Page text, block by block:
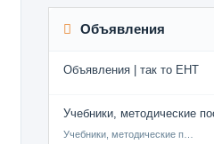
Объявления
Объявления | так то ЕНТ
Учебники, методические